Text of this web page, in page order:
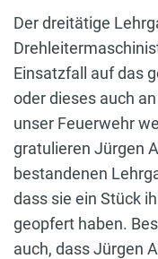
Der dreitätige
Einsatzfall auf das
oder dieses auch
unser Feuerwehr
gratulieren Jürgen
bestandenen
dass sie ein Stück
geopfert haben.
auch, dass Jürgen